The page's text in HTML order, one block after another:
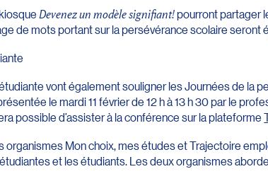
Devenez un modèle signifiant!pourront partager
de mots portant sur la persévérance scolaire seront
vont également souligner les Journées de la
le mardi 11 février de 12 h à 13 h 30 par le
possible d’assister à la conférence sur la plateforme
organismes Mon choix, mes études et Trajectoire
et les étudiants. Les deux organismes